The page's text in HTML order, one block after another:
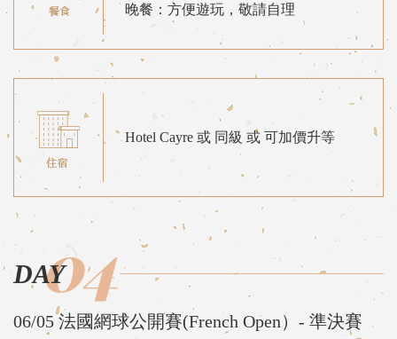
晚餐：方便遊玩，敬請自理
Hotel Cayre 或 同級 或 可加價升等
DAY04
06/05 法國網球公開賽(French Open）- 準決賽